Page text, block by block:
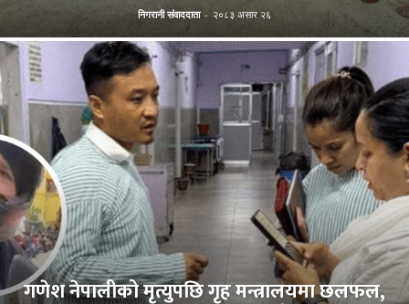
निगरानी संवाददाता - २०८३ असार २६
गणेश नेपालीको मृत्युपछि गृह मन्त्रालयमा छलफल,